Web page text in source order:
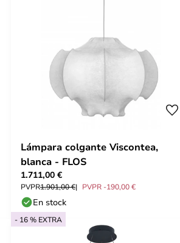
Lámpara colgante Viscontea,
blanca - FLOS
1.711,00 €
PVPR1.901,00 € PVPR -190,00 €
En stock
- 16 % EXTRA